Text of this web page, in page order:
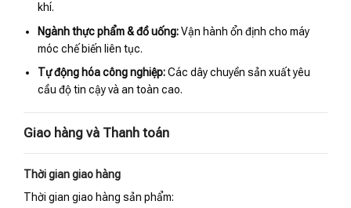
khí.
Ngành thực phẩm & đồ uống:Vận hành ổn định cho máy
móc chế biến liên tục.
Tự động hóa công nghiệp:Các dây chuyền sản xuất yêu
cầu độ tin cậy và an toàn cao.
Giao hàng và Thanh toán
Thời gian giao hàng
Thời gian giao hàng sản phẩm: